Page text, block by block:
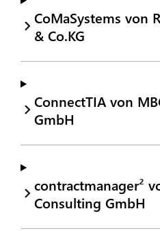
CoMaSystems von
& Co.KG
ConnectTIA von
GmbH
contractmanager²
Consulting GmbH